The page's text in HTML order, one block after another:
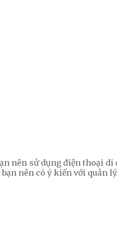
nên sử dụng điện thoại
nên có ý kiến với quản lý.